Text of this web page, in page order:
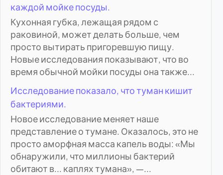
каждой мойке посуды.
Кухонная губка, лежащая рядом с
раковиной, может делать больше, чем
просто вытирать пригоревшую пищу.
Новые исследования показывают, что во
время обычной мойки посуды она также...
Исследование показало, что туман кишит
бактериями.
Новое исследование меняет наше
представление о тумане. Оказалось, это не
просто аморфная масса капель воды: «Мы
обнаружили, что миллионы бактерий
обитают в... каплях тумана», —...